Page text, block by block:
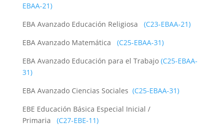
EBAA-21)
EBA Avanzado Educación Religiosa (C23-EBAA-21)
EBA Avanzado Matemática (C25-EBAA-31)
EBA Avanzado Educación para el Trabajo (C25-EBAA-
31)
EBA Avanzado Ciencias Sociales (C25-EBAA-31)
EBE Educación Básica Especial Inicial /
Primaria (C27-EBE-11)